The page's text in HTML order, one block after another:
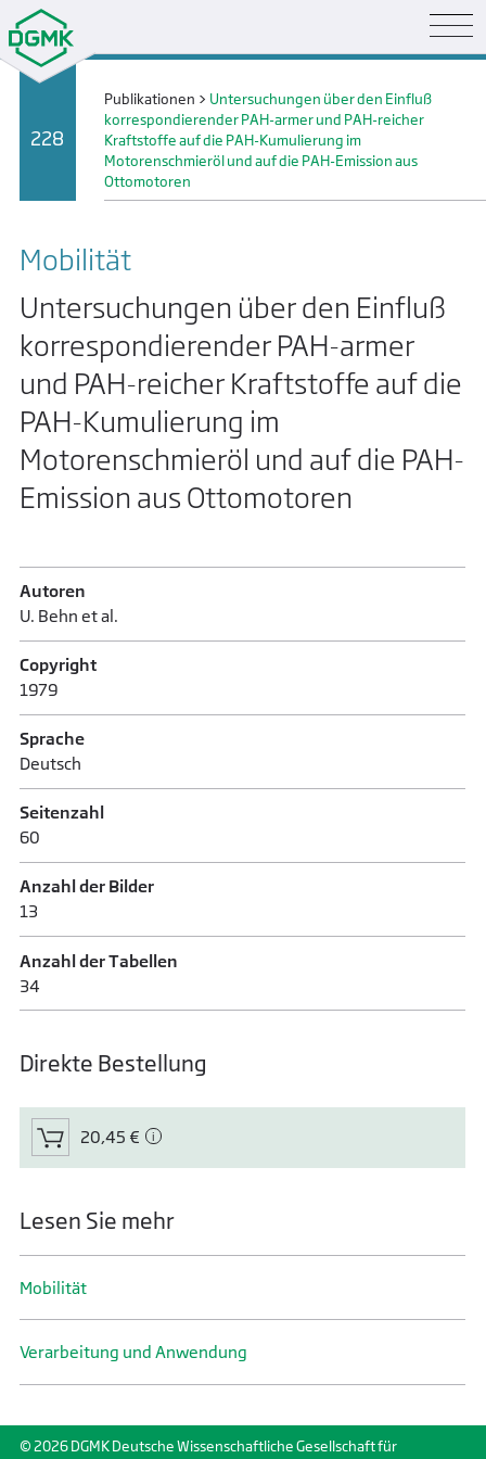
228
Publikationen > Untersuchungen über den Einfluß
korrespondierender PAH-armer und PAH-reicher
Kraftstoffe auf die PAH-Kumulierung im
Motorenschmieröl und auf die PAH-Emission aus
Ottomotoren
Mobilität
Untersuchungen über den Einfluß
korrespondierender PAH-armer
und PAH-reicher Kraftstoffe auf die
PAH-Kumulierung im
Motorenschmieröl und auf die PAH-
Emission aus Ottomotoren
Autoren
U. Behn et al.
Copyright
1979
Sprache
Deutsch
Seitenzahl
60
Anzahl der Bilder
13
Anzahl der Tabellen
34
Direkte Bestellung
20,45 €
Lesen Sie mehr
Mobilität
Verarbeitung und Anwendung
© 2026 DGMK Deutsche Wissenschaftliche Gesellschaft für